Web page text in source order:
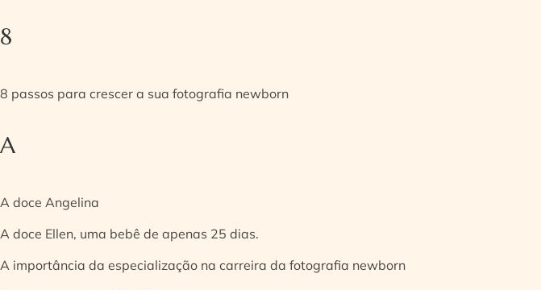
8
8 passos para crescer a sua fotografia newborn
A
A doce Angelina
A doce Ellen, uma bebê de apenas 25 dias.
A importância da especialização na carreira da fotografia newborn